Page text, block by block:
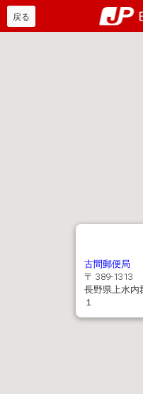
戻る
古間郵便局
〒 389-1313
長野県上水内
１